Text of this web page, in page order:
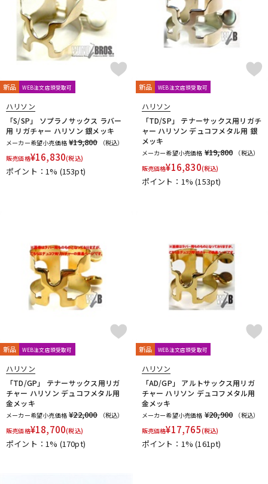
新品 WEB注文店頭受取可
ハリソン
「S/SP」 ソプラノサックス ラバー
用 リガチャー ハリソン 銀メッキ
メーカー希望小売価格 ¥19,800
（税込）
販売価格¥16,830(税込)
ポイント：1% (153pt)
新品 WEB注文店頭受取可
ハリソン
「TD/SP」 テナーサックス用リガチ
ャー ハリソン デュコフメタル用 銀
メッキ
メーカー希望小売価格 ¥19,800
（税込）
販売価格¥16,830(税込)
ポイント：1%(153pt)
新品 WEB注文店頭受取可
ハリソン
「TD/GP」 テナーサックス用リガ
チャー ハリソン デュコフメタル用
金メッキ
メーカー希望小売価格 ¥22,000
（税込）
販売価格¥18,700(税込)
ポイント：1% (170pt)
新品 WEB注文店頭受取可
ハリソン
「AD/GP」 アルトサックス用リガ
チャー ハリソン デュコフメタル用
金メッキ
メーカー希望小売価格 ¥20,900
（税込）
販売価格¥17,765(税込)
ポイント：1%(161pt)